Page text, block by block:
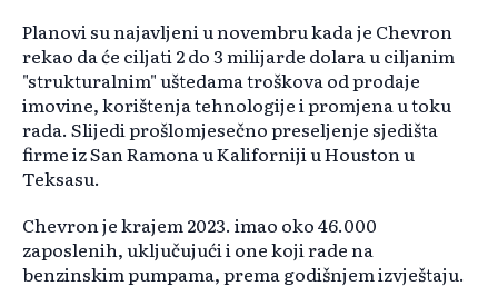
Planovi su najavljeni u novembru kada je Chevron
rekao da će ciljati 2 do 3 milijarde dolara u ciljanim
"strukturalnim" uštedama troškova od prodaje
imovine, korištenja tehnologije i promjena u toku
rada. Slijedi prošlomjesečno preseljenje sjedišta
firme iz San Ramona u Kaliforniji u Houston u
Teksasu.
Chevron je krajem 2023. imao oko 46.000
zaposlenih, uključujući i one koji rade na
benzinskim pumpama, prema godišnjem izvještaju.